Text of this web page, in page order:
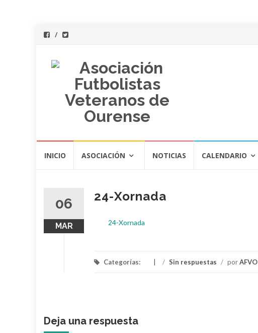
INICIO ASOCIACIÓN NOTICIAS CALENDARIO
06
MAR
24-Xornada
24-Xornada
Categorías: / Sin respuestas / porAFVO
Deja una respuesta